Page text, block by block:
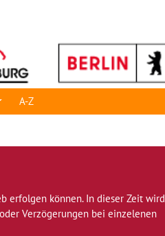
A-Z
erfolgen können. In dieser Zeit wird
Verzögerungen bei einzelenen